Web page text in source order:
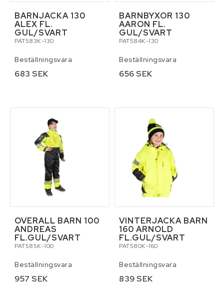
BARNJACKA 130
ALEX FL.
GUL/SVART
PAT583K-130
Beställningsvara
683 SEK
BARNBYXOR 130
AARON FL.
GUL/SVART
PAT584K-130
Beställningsvara
656 SEK
OVERALL BARN 100
ANDREAS
FL.GUL/SVART
PAT585K-100
Beställningsvara
957 SEK
VINTERJACKA BARN
160 ARNOLD
FL.GUL/SVART
PAT580K-160
Beställningsvara
839 SEK